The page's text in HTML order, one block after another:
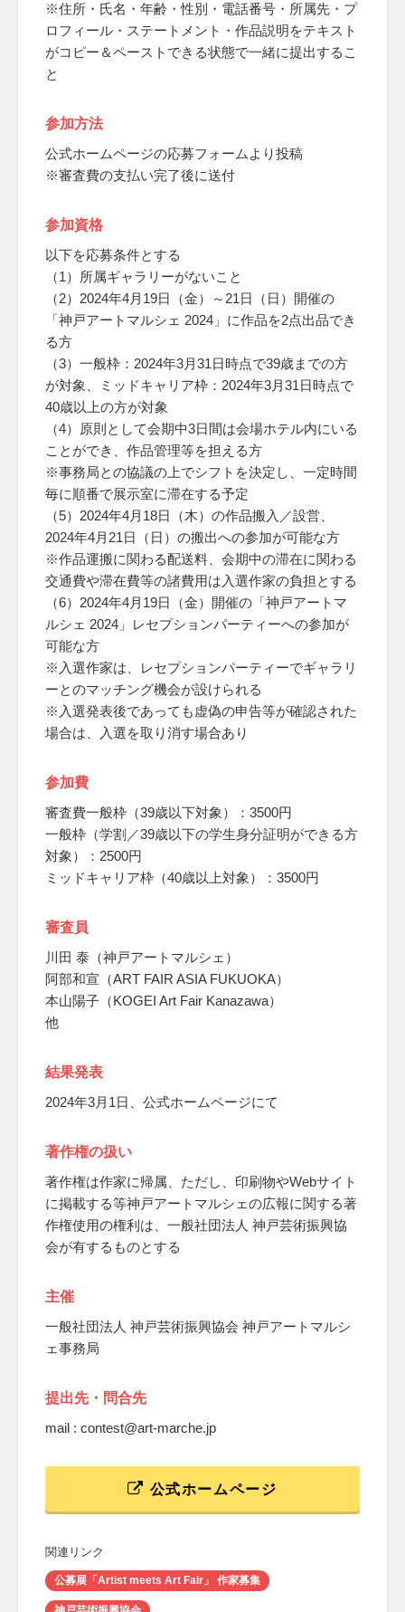
※住所・氏名・年齢・性別・電話番号・所属先・プ
ロフィール・ステートメント・作品説明をテキスト
がコピー＆ペーストできる状態で一緒に提出するこ
と
参加方法
公式ホームページの応募フォームより投稿
※審査費の支払い完了後に送付
参加資格
以下を応募条件とする
（1）所属ギャラリーがないこと
（2）2024年4月19日（金）～21日（日）開催の
「神戸アートマルシェ 2024」に作品を2点出品でき
る方
（3）一般枠：2024年3月31日時点で39歳までの方
が対象、ミッドキャリア枠：2024年3月31日時点で
40歳以上の方が対象
（4）原則として会期中3日間は会場ホテル内にいる
ことができ、作品管理等を担える方
※事務局との協議の上でシフトを決定し、一定時間
毎に順番で展示室に滞在する予定
（5）2024年4月18日（木）の作品搬入／設営、
2024年4月21日（日）の搬出への参加が可能な方
※作品運搬に関わる配送料、会期中の滞在に関わる
交通費や滞在費等の諸費用は入選作家の負担とする
（6）2024年4月19日（金）開催の「神戸アートマ
ルシェ 2024」レセプションパーティーへの参加が
可能な方
※入選作家は、レセプションパーティーでギャラリ
ーとのマッチング機会が設けられる
※入選発表後であっても虚偽の申告等が確認された
場合は、入選を取り消す場合あり
参加費
審査費一般枠（39歳以下対象）：3500円
一般枠（学割／39歳以下の学生身分証明ができる方
対象）：2500円
ミッドキャリア枠（40歳以上対象）：3500円
審査員
川田 泰（神戸アートマルシェ）
阿部和宣（ART FAIR ASIA FUKUOKA）
本山陽子（KOGEI Art Fair Kanazawa）
他
結果発表
2024年3月1日、公式ホームページにて
著作権の扱い
著作権は作家に帰属、ただし、印刷物やWebサイト
に掲載する等神戸アートマルシェの広報に関する著
作権使用の権利は、一般社団法人 神戸芸術振興協
会が有するものとする
主催
一般社団法人 神戸芸術振興協会 神戸アートマルシ
ェ事務局
提出先・問合先
mail : contest@art-marche.jp
公式ホームページ
関連リンク
公募展「Artist meets Art Fair」 作家募集